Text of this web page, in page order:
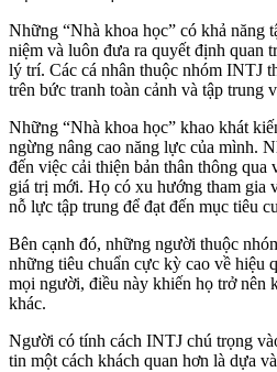
Những “Nhà khoa học” có khả năng
niệm và luôn đưa ra quyết định quan
lý trí. Các cá nhân thuộc nhóm INTJ
trên bức tranh toàn cảnh và tập trung
Những “Nhà khoa học” khao khát
ngừng nâng cao năng lực của mình.
đến việc cải thiện bản thân thông
giá trị mới. Họ có xu hướng tham gia
nỗ lực tập trung để đạt đến mục tiêu
Bên cạnh đó, những người thuộc
những tiêu chuẩn cực kỳ cao về hiệu
mọi người, điều này khiến họ trở nên
khác.
Người có tính cách INTJ chú trọng
tin một cách khách quan hơn là dựa